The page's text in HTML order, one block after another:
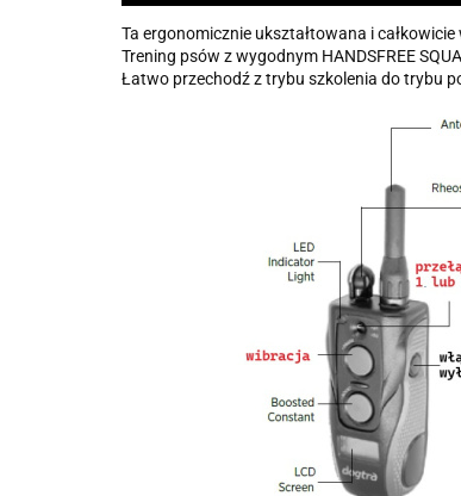
Ta ergonomicznie ukształtowana i
Trening psów z wygodnym HANDSFREE
Łatwo przechodź z trybu szkolenia do trybu